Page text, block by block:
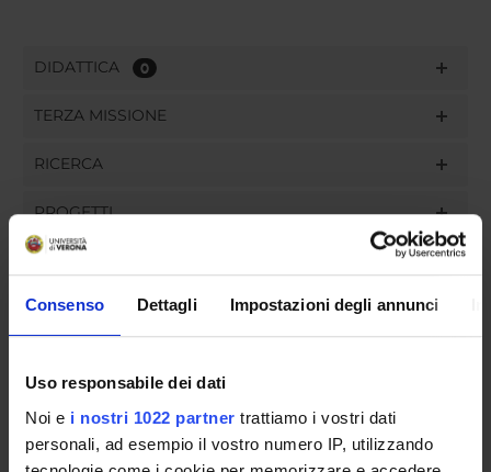
Consenso Dettagli Impostazioni degli annunci
Uso responsabile dei dati
Noi e i nostri 1022 partner trattiamo i vostri dati
personali, ad esempio il vostro numero IP, utilizzando
DIDATTICA 0
TERZA MISSIONE
RICERCA
PROGETTI
INCARICHI
ORGANIZZAZIONE
GOVERNANCE